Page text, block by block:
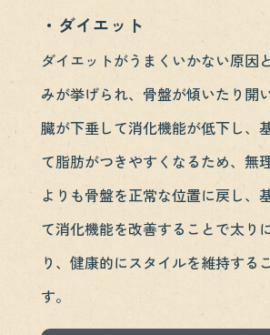
・ダイエット
ダイエットがうまくいかない原因
みが挙げられ、骨盤が傾いたり開
臓が下垂して消化機能が低下し、
て脂肪がつきやすくなるため、無
よりも骨盤を正常な位置に戻し、
て消化機能を改善することで太り
り、健康的にスタイルを維持する
す。